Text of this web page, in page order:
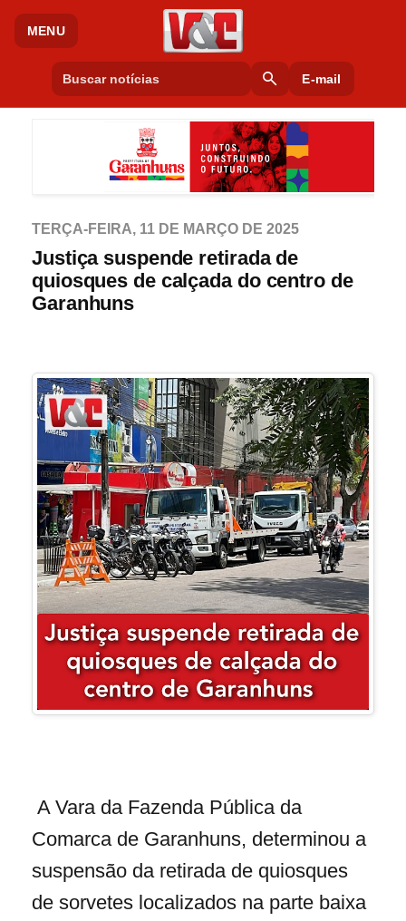
MENU
search E-mail
TERÇA-FEIRA, 11 DE MARÇO DE 2025
Justiça suspende retirada de
quiosques de calçada do centro de
Garanhuns
A Vara da Fazenda Pública da
Comarca de Garanhuns, determinou a
suspensão da retirada de quiosques
de sorvetes localizados na parte baixa